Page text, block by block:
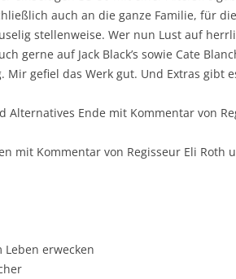
auch an die ganze Familie, für
stellenweise. Wer nun Lust auf
gerne auf Jack Black’s sowie Cate
gefiel das Werk gut. Und Extras gibt
Alternatives Ende mit Kommentar von
mit Kommentar von Regisseur Eli Roth
Leben erwecken